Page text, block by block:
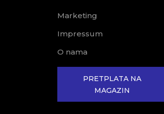
Marketing
Impressum
O nama
PRETPLATA NA
MAGAZIN